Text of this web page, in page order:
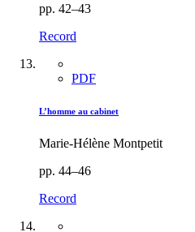
pp. 42–43
Record
PDF
L’homme au cabinet
Marie-Hélène Montpetit
pp. 44–46
Record